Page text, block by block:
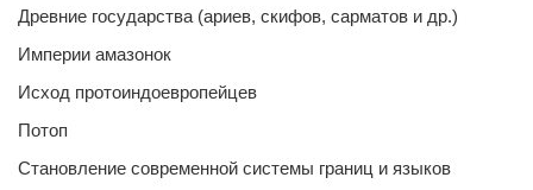
Древние государства (ариев, скифов, сарматов и др.)
Империи амазонок
Исход протоиндоевропейцев
Потоп
Становление современной системы границ и языков